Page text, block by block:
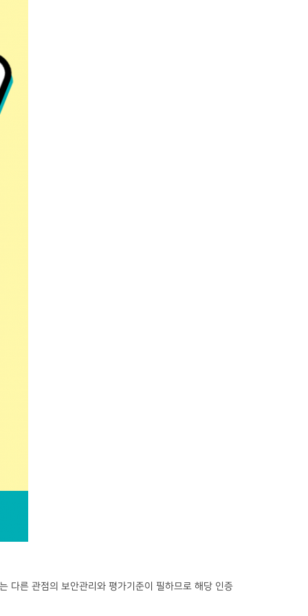
다른 관점의 보안관리와 평가기준이 필하므로 해당 인증